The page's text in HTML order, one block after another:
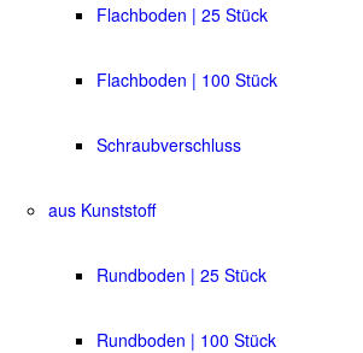
Flachboden | 25 Stück
Flachboden | 100 Stück
Schraubverschluss
aus Kunststoff
Rundboden | 25 Stück
Rundboden | 100 Stück